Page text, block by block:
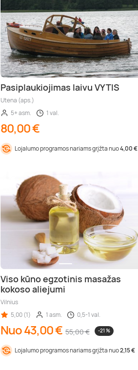
Pasiplaukiojimas laivu VYTIS
Utena (aps.)
5+ asm.
1 val.
80,00 €
Lojalumo programos nariams grįžta nuo4,00 €
Viso kūno egzotinis masažas
kokoso aliejumi
Vilnius
5,00 (1)
1 asm. 0,5-1 val.
Nuo 43,00 € 55,00 € -21 %
Lojalumo programos nariams grįžta nuo2,15 €